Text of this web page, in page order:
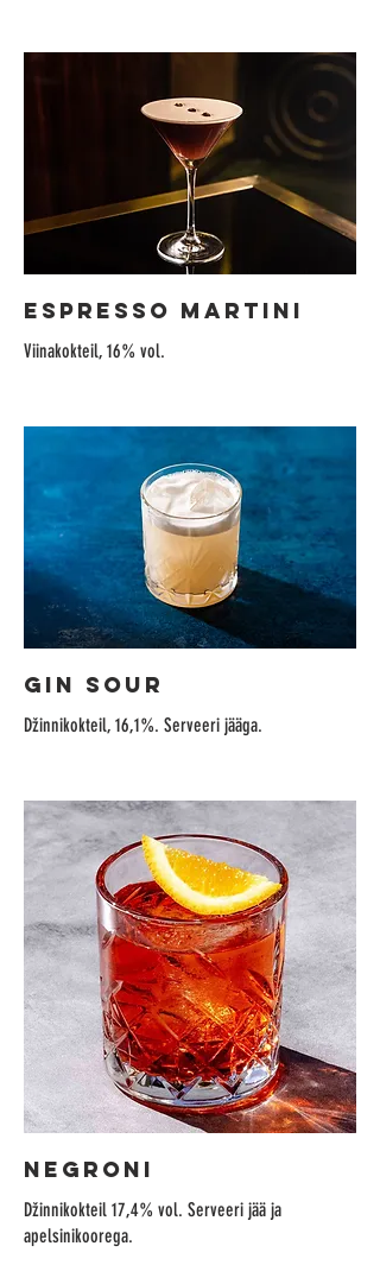
ESPRESSO MARTINI
Viinakokteil, 16% vol.
GIN SOUR
Džinnikokteil, 16,1%. Serveeri jääga.
NEGRONI
Džinnikokteil 17,4% vol. Serveeri jää ja
apelsinikoorega.